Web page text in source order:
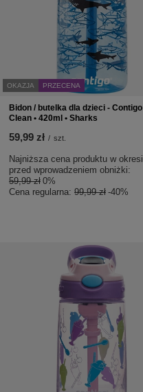
OKAZJA PRZECENA
Bidon / butelka dla dzieci -
Clean • 420ml • Sharks
59,99 zł / szt.
Najniższa cena produktu w
przed wprowadzeniem obniżki:
59,99 zł 0%
Cena regularna: 99,99 zł -40%